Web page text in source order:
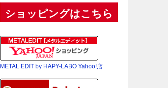
ショッピングはこちら
METAL EDIT by HAPY-LABO Yahoo!店